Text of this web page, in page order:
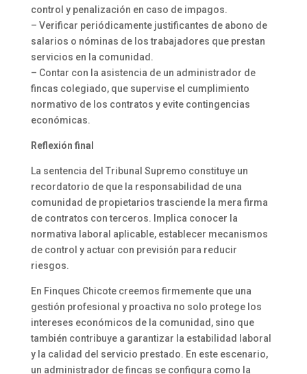
control y penalización en caso de impagos.
– Verificar periódicamente justificantes de abono de
salarios o nóminas de los trabajadores que prestan
servicios en la comunidad.
– Contar con la asistencia de un administrador de
fincas colegiado, que supervise el cumplimiento
normativo de los contratos y evite contingencias
económicas.
Reflexión final
La sentencia del Tribunal Supremo constituye un
recordatorio de que la responsabilidad de una
comunidad de propietarios trasciende la mera firma
de contratos con terceros. Implica conocer la
normativa laboral aplicable, establecer mecanismos
de control y actuar con previsión para reducir
riesgos.
En Finques Chicote creemos firmemente que una
gestión profesional y proactiva no solo protege los
intereses económicos de la comunidad, sino que
también contribuye a garantizar la estabilidad laboral
y la calidad del servicio prestado. En este escenario,
un administrador de fincas se configura como la